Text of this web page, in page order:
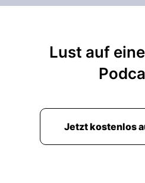
Lust auf
Jetzt kostenlos